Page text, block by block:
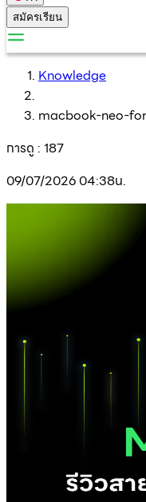
สมัครเรียน
Knowledge
macbook-neo-
การดู : 187
09/07/2026 04:38น.